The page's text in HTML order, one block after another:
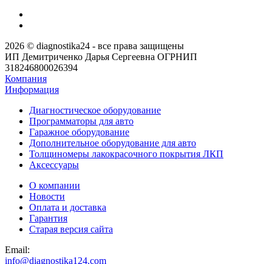
2026 © diagnostika24 - все права защищены
ИП Демитриченко Дарья Сергеевна ОГРНИП
318246800026394
Компания
Информация
Диагностическое оборудование
Программаторы для авто
Гаражное оборудование
Дополнительное оборудование для авто
Толщиномеры лакокрасочного покрытия ЛКП
Аксессуары
О компании
Новости
Оплата и доставка
Гарантия
Старая версия сайта
Email:
info@diagnostika124.com